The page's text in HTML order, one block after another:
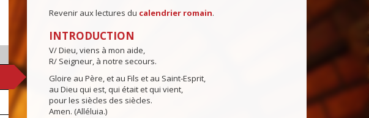
Revenir aux lectures du calendrier romain.
INTRODUCTION
V/ Dieu, viens à mon aide,
R/ Seigneur, à notre secours.
Gloire au Père, et au Fils et au Saint-Esprit,
au Dieu qui est, qui était et qui vient,
pour les siècles des siècles.
Amen. (Alléluia.)